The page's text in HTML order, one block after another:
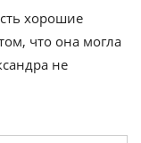
хорошие
что она могла
не